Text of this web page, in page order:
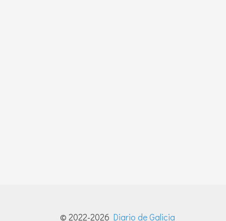
© 2022-2026 Diario de Galicia